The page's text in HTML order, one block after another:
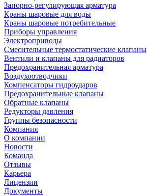
Запорно-регулирующая арматура
Краны шаровые для воды
Краны шаровые потребительные
Приборы управления
Электроприводы
Смесительные термостатические клапаны
Вентили и клапаны для радиаторов
Предохранительная арматура
Воздухоотводчики
Компенсаторы гидроударов
Предохранительные клапаны
Обратные клапаны
Редукторы давления
Группы безопасности
Компания
О компании
Новости
Команда
Отзывы
Карьера
Лицензии
Документы